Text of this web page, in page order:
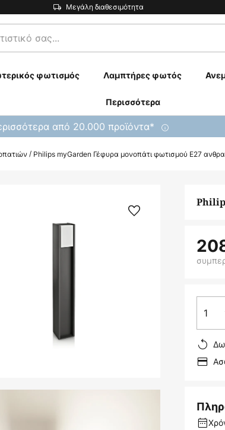
Μεγάλη διαθεσιμότητα
φωτισμός Λαμπτήρες φωτός
Περισσότερα
από 20.000 προϊόντα*
Philips myGarden Γέφυρα μονοπάτι φωτισμού E27
1